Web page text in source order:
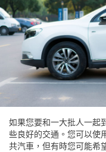
如果您要和一大批人一起
些良好的交通。您可以使
共汽車，但有時您可能希